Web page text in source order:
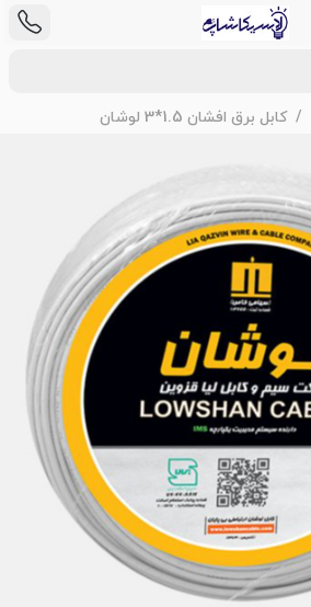
کابل برق افشان 1.5*3 لوشان